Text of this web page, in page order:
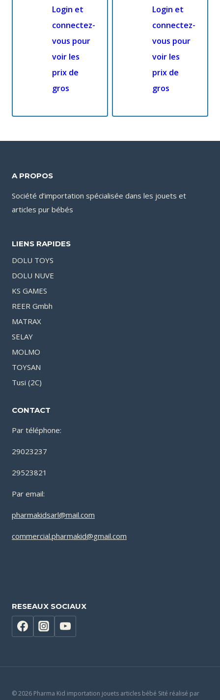
Login et
connectez-
vous pour
voir les
prix de
gros
Login et
connectez-
vous pour
voir les
prix de
gros
A PROPOS
Société d’importation spécialisée dans les jouets et
articles pur bébés
LIENS RAPIDES
DOLU TOYS
DOLU NUVE
KS GAMES
REER Gmbh
MATRAX
SELAY
MOLMO
TOYSAN
Tusi (2C)
CONTACT
Par téléphone:
29023237
29523821
Par email:
pharmakidsarl@mail.com
commercial.pharmakid@gmail.com
RESEAUX SOCIAUX
© 2026 Pharma Kid importation jouets articles bébé Sité réalisé par